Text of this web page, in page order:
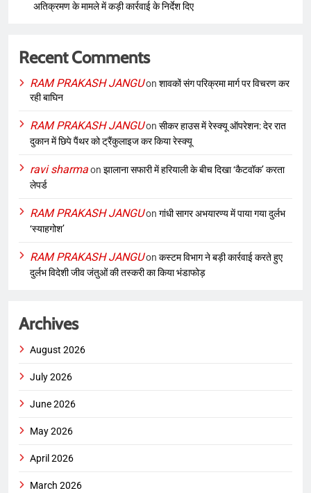
अतिक्रमण के मामले में कड़ी कार्रवाई के निर्देश दिए
Recent Comments
RAM PRAKASH JANGUon शावकों संग परिक्रमा मार्ग पर विचरण कर
रही बाघिन
RAM PRAKASH JANGUon सीकर हाउस में रेस्क्यू ऑपरेशन: देर रात
दुकान में छिपे पैंथर को ट्रैंकुलाइज कर किया रेस्क्यू
ravi sharmaon झालाना सफारी में हरियाली के बीच दिखा ‘कैटवॉक’ करता
लेपर्ड
RAM PRAKASH JANGUon गांधी सागर अभयारण्य में पाया गया दुर्लभ
‘स्याहगोश’
RAM PRAKASH JANGUon कस्टम विभाग ने बड़ी कार्रवाई करते हुए
दुर्लभ विदेशी जीव जंतुओं की तस्करी का किया भंडाफोड़
Archives
August 2026
July 2026
June 2026
May 2026
April 2026
March 2026